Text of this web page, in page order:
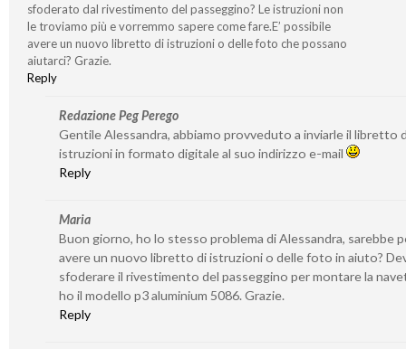
sfoderato dal rivestimento del passeggino? Le istruzioni non
le troviamo più e vorremmo sapere come fare.E’ possibile
avere un nuovo libretto di istruzioni o delle foto che possano
aiutarci? Grazie.
Reply
Redazione Peg Perego
Gentile Alessandra, abbiamo provveduto a inviarle il libretto
istruzioni in formato digitale al suo indirizzo e-mail
Reply
Maria
Buon giorno, ho lo stesso problema di Alessandra, sarebbe
avere un nuovo libretto di istruzioni o delle foto in aiuto?
sfoderare il rivestimento del passeggino per montare la
ho il modello p3 aluminium 5086. Grazie.
Reply